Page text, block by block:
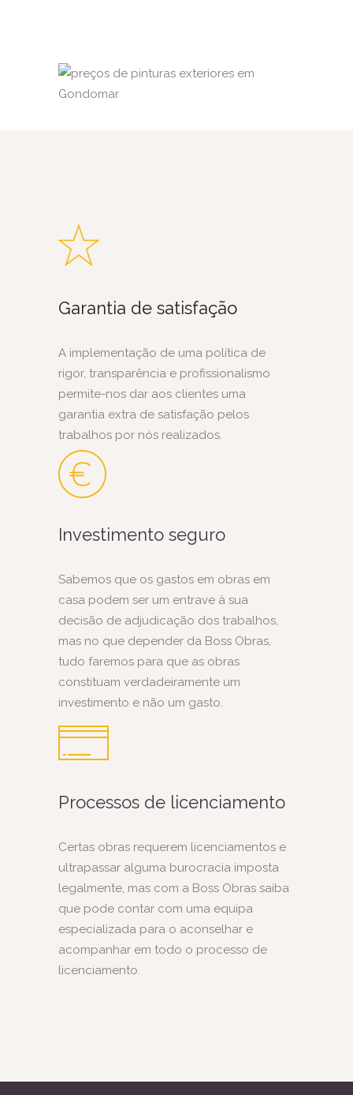
Garantia de satisfação
A implementação de uma política de
rigor, transparência e profissionalismo
permite-nos dar aos clientes uma
garantia extra de satisfação pelos
trabalhos por nós realizados.
Investimento seguro
Sabemos que os gastos em obras em
casa podem ser um entrave à sua
decisão de adjudicação dos trabalhos,
mas no que depender da Boss Obras,
tudo faremos para que as obras
constituam verdadeiramente um
investimento e não um gasto.
Processos de licenciamento
Certas obras requerem licenciamentos e
ultrapassar alguma burocracia imposta
legalmente, mas com a Boss Obras saiba
que pode contar com uma equipa
especializada para o aconselhar e
acompanhar em todo o processo de
licenciamento.